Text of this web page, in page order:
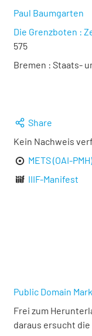
Paul Baumgarten
Die Grenzboten :
575
Bremen : Staats-
Share
Kein Nachweis
METS (OAI-
IIIF-Manifest
Public Domain
Frei zum
daraus ersucht die